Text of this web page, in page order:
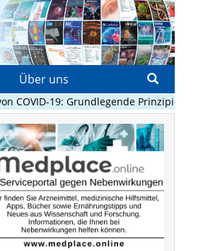
Über uns
19: Grundlegende Prinzipien, die